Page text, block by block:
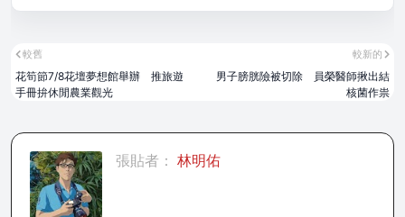
較新的
男子膀胱險被切除 員榮醫師揪出結
核菌作祟
較舊
花筍節7/8花壇夢想館舉辦 推旅遊
手冊拚休閒農業觀光
張貼者： 林明佑